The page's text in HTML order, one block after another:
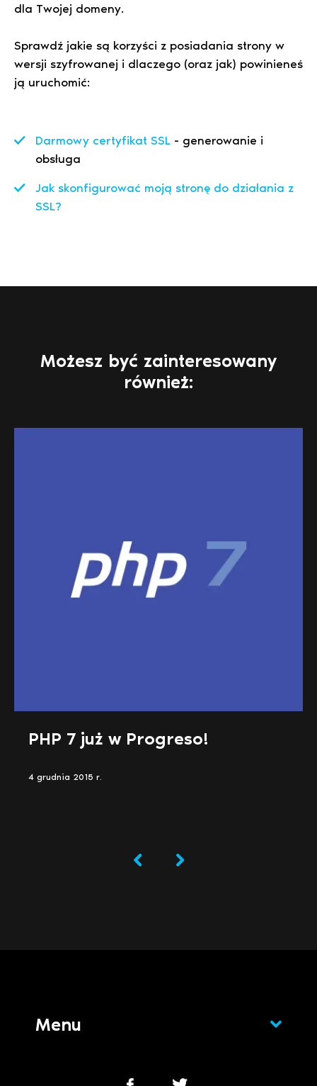
dla Twojej domeny.
Sprawdź jakie są korzyści z posiadania strony w
wersji szyfrowanej i dlaczego (oraz jak) powinieneś
ją uruchomić:
Darmowy certyfikat SSL - generowanie i
obsługa
Jak skonfigurować moją stronę do działania z
SSL?
Możesz być zainteresowany
również:
PHP 7 już w Progreso!
4 grudnia 2015 r.
Menu